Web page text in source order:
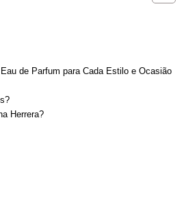
de Parfum para Cada Estilo e Ocasião
Herrera?